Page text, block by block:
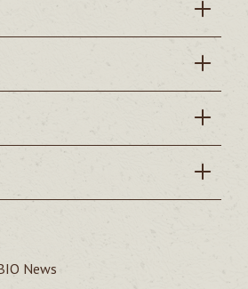
News